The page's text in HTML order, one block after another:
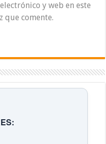
y web en este
que comente.